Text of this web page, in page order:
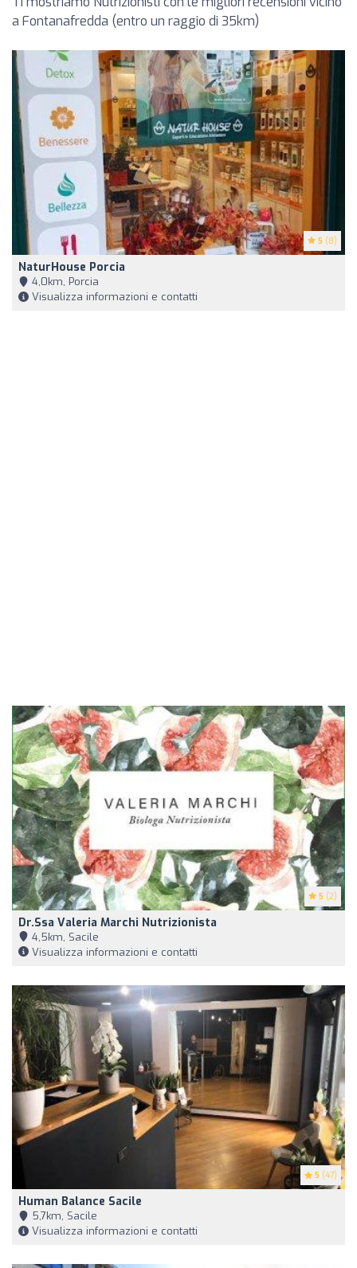
a Fontanafredda (entro un raggio di 35km)
5 (8)
NaturHouse Porcia
4,0km, Porcia
Visualizza informazioni e contatti
5 (2)
Dr.ssa Valeria Marchi Nutrizionista
4,5km, Sacile
Visualizza informazioni e contatti
5 (47)
Human Balance Sacile
5,7km, Sacile
Visualizza informazioni e contatti